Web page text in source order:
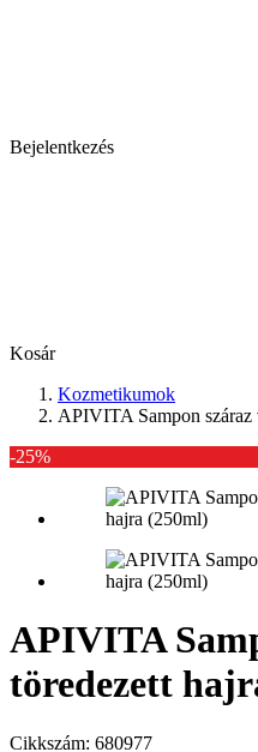
Bejelentkezés
Kosár
Kozmetikumok
APIVITA Sampon száraz
-25%
APIVITA
töredezett
Cikkszám: 680977